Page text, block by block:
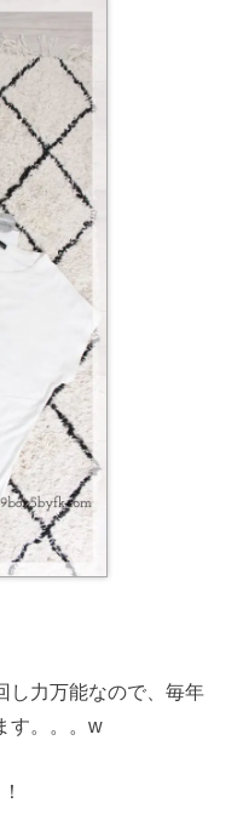
し力万能なので、毎年
す。。。w